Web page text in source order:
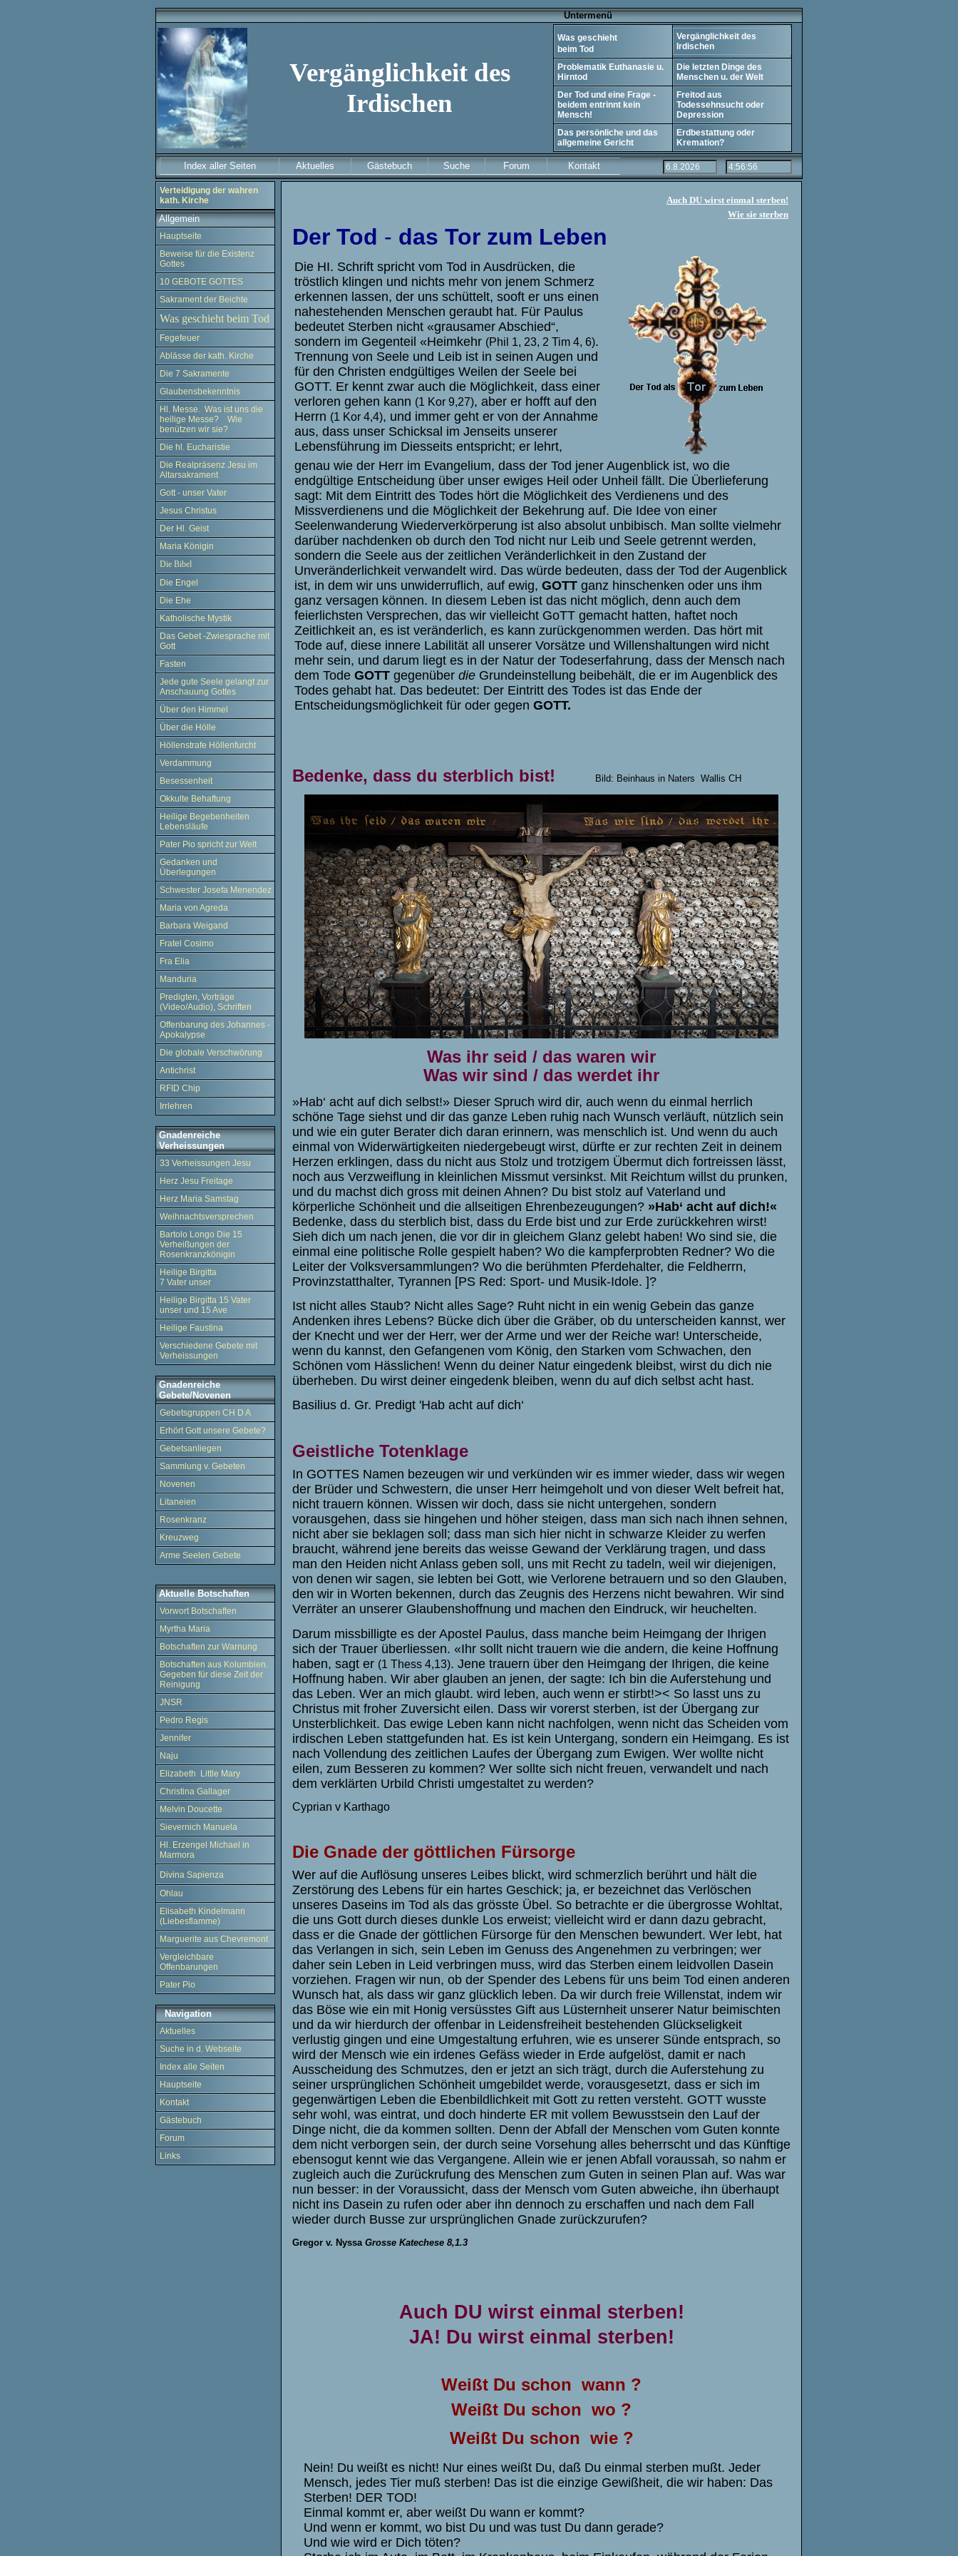
Untermenü
Vergänglichkeit des
Irdischen
Was geschieht
beim Tod
Vergänglichkeit des
Irdischen
Problematik Euthanasie u.
Hirntod
Die letzten Dinge des
Menschen u. der Welt
Der Tod und eine Frage -
beidem entrinnt kein
Mensch!
Freitod aus
Todessehnsucht oder
Depression
Das persönliche und das
allgemeine Gericht
Erdbestattung oder
Kremation?
Index aller Seiten Aktuelles Gästebuch Suche Forum Kontakt
Verteidigung der wahren
kath. Kirche
Allgemein
Hauptseite
Beweise für die Existenz
Gottes
10 GEBOTE GOTTES
Sakrament der Beichte
Was geschieht beim Tod
Fegefeuer
Ablässe der kath. Kirche
Die 7 Sakramente
Glaubensbekenntnis
Hl. Messe. Was ist uns die
heilige Messe? Wie
benützen wir sie?
Die hl. Eucharistie
Die Realpräsenz Jesu im
Altarsakrament
Gott - unser Vater
Jesus Christus
Der Hl. Geist
Maria Königin
Die Bibel
Die Engel
Die Ehe
Katholische Mystik
Das Gebet -Zwiesprache mit
Gott
Fasten
Jede gute Seele gelangt zur
Anschauung Gottes
Über den Himmel
Über die Hölle
Höllenstrafe Höllenfurcht
Verdammung
Besessenheit
Okkulte Behaftung
Heilige Begebenheiten
Lebensläufe
Pater Pio spricht zur Welt
Gedanken und
Überlegungen
Schwester Josefa Menendez
Maria von Agreda
Barbara Weigand
Fratel Cosimo
Fra Elia
Manduria
Predigten, Vorträge
(Video/Audio), Schriften
Offenbarung des Johannes -
Apokalypse
Die globale Verschwörung
Antichrist
RFID Chip
Irrlehren
Gnadenreiche
Verheissungen
33 Verheissungen Jesu
Herz Jesu Freitage
Herz Maria Samstag
Weihnachtsversprechen
Bartolo Longo Die 15
Verheißungen der
Rosenkranzkönigin
Heilige Birgitta
7 Vater unser
Heilige Birgitta 15 Vater
unser und 15 Ave
Heilige Faustina
Verschiedene Gebete mit
Verheissungen
Gnadenreiche
Gebete/Novenen
Gebetsgruppen CH D A
Erhört Gott unsere Gebete?
Gebetsanliegen
Sammlung v. Gebeten
Novenen
Litaneien
Rosenkranz
Kreuzweg
Arme Seelen Gebete
Aktuelle Botschaften
Vorwort Botschaften
Myrtha Maria
Botschaften zur Warnung
Botschaften aus Kolumbien.
Gegeben für diese Zeit der
Reinigung
JNSR
Pedro Regis
Jennifer
Naju
Elizabeth Little Mary
Christina Gallager
Melvin Doucette
Sievernich Manuela
Hl. Erzengel Michael in
Marmora
Divina Sapienza
Ohlau
Elisabeth Kindelmann
(Liebesflamme)
Marguerite aus Chevremont
Vergleichbare
Offenbarungen
Pater Pio
Navigation
Aktuelles
Suche in d. Webseite
Index alle Seiten
Hauptseite
Kontakt
Gästebuch
Forum
Links
Auch DU wirst einmal sterben!
Wie sie sterben
Der Tod - das Tor zum Leben
Die HI. Schrift spricht vom Tod in Ausdrücken, die
tröstlich klingen und nichts mehr von jenem Schmerz
erkennen lassen, der uns schüttelt, sooft er uns einen
nahestehenden Menschen geraubt hat. Für Paulus
bedeutet Sterben nicht «grausamer Abschied“,
sondern im Gegenteil «Heimkehr (Phil 1, 23, 2 Tim 4, 6).
Trennung von Seele und Leib ist in seinen Augen und
für den Christen endgültiges Weilen der Seele bei
GOTT. Er kennt zwar auch die Möglichkeit, dass einer
verloren gehen kann (1 Kor 9,27), aber er hofft auf den
Herrn (1 Kor 4,4), und immer geht er von der Annahme
aus, dass unser Schicksal im Jenseits unserer
Lebensführung im Diesseits entspricht; er lehrt,
genau wie der Herr im Evangelium, dass der Tod jener Augenblick ist, wo die
endgültige Entscheidung über unser ewiges Heil oder Unheil fällt. Die Überlieferung
sagt: Mit dem Eintritt des Todes hört die Möglichkeit des Verdienens und des
Missverdienens und die Möglichkeit der Bekehrung auf. Die Idee von einer
Seelenwanderung Wiederverkörperung ist also absolut unbibisch. Man sollte vielmehr
darüber nachdenken ob durch den Tod nicht nur Leib und Seele getrennt werden,
sondern die Seele aus der zeitlichen Veränderlichkeit in den Zustand der
Unveränderlichkeit verwandelt wird. Das würde bedeuten, dass der Tod der Augenblick
ist, in dem wir uns unwiderruflich, auf ewig, GOTT ganz hinschenken oder uns ihm
ganz versagen können. In diesem Leben ist das nicht möglich, denn auch dem
feierlichsten Versprechen, das wir vielleicht GoTT gemacht hatten, haftet noch
Zeitlichkeit an, es ist veränderlich, es kann zurückgenommen werden. Das hört mit
Tode auf, diese innere Labilität all unserer Vorsätze und Willenshaltungen wird nicht
mehr sein, und darum liegt es in der Natur der Todeserfahrung, dass der Mensch nach
dem Tode GOTT gegenüber die Grundeinstellung beibehält, die er im Augenblick des
Todes gehabt hat. Das bedeutet: Der Eintritt des Todes ist das Ende der
Entscheidungsmöglichkeit für oder gegen GOTT.
Bedenke, dass du sterblich bist! Bild: Beinhaus in Naters Wallis CH
Was ihr seid / das waren wir
Was wir sind / das werdet ihr
»Hab‘ acht auf dich selbst!» Dieser Spruch wird dir, auch wenn du einmal herrlich
schöne Tage siehst und dir das ganze Leben ruhig nach Wunsch verläuft, nützlich sein
und wie ein guter Berater dich daran erinnern, was menschlich ist. Und wenn du auch
einmal von Widerwärtigkeiten niedergebeugt wirst, dürfte er zur rechten Zeit in deinem
Herzen erklingen, dass du nicht aus Stolz und trotzigem Übermut dich fortreissen lässt,
noch aus Verzweiflung in kleinlichen Missmut versinkst. Mit Reichtum willst du prunken,
und du machst dich gross mit deinen Ahnen? Du bist stolz auf Vaterland und
körperliche Schönheit und die allseitigen Ehrenbezeugungen? »Hab‘ acht auf dich!«
Bedenke, dass du sterblich bist, dass du Erde bist und zur Erde zurückkehren wirst!
Sieh dich um nach jenen, die vor dir in gleichem Glanz gelebt haben! Wo sind sie, die
einmal eine politische Rolle gespielt haben? Wo die kampferprobten Redner? Wo die
Leiter der Volksversammlungen? Wo die berühmten Pferdehalter, die Feldherrn,
Provinzstatthalter, Tyrannen [PS Red: Sport- und Musik-Idole. ]?
Ist nicht alles Staub? Nicht alles Sage? Ruht nicht in ein wenig Gebein das ganze
Andenken ihres Lebens? Bücke dich über die Gräber, ob du unterscheiden kannst, wer
der Knecht und wer der Herr, wer der Arme und wer der Reiche war! Unterscheide,
wenn du kannst, den Gefangenen vom König, den Starken vom Schwachen, den
Schönen vom Hässlichen! Wenn du deiner Natur eingedenk bleibst, wirst du dich nie
überheben. Du wirst deiner eingedenk bleiben, wenn du auf dich selbst acht hast.
Basilius d. Gr. Predigt 'Hab acht auf dich‘
Geistliche Totenklage
In GOTTES Namen bezeugen wir und verkünden wir es immer wieder, dass wir wegen
der Brüder und Schwestern, die unser Herr heimgeholt und von dieser Welt befreit hat,
nicht trauern können. Wissen wir doch, dass sie nicht untergehen, sondern
vorausgehen, dass sie hingehen und höher steigen, dass man sich nach ihnen sehnen,
nicht aber sie beklagen soll; dass man sich hier nicht in schwarze Kleider zu werfen
braucht, während jene bereits das weisse Gewand der Verklärung tragen, und dass
man den Heiden nicht Anlass geben soll, uns mit Recht zu tadeln, weil wir diejenigen,
von denen wir sagen, sie lebten bei Gott, wie Verlorene betrauern und so den Glauben,
den wir in Worten bekennen, durch das Zeugnis des Herzens nicht bewahren. Wir sind
Verräter an unserer Glaubenshoffnung und machen den Eindruck, wir heuchelten.
Darum missbilligte es der Apostel Paulus, dass manche beim Heimgang der Ihrigen
sich der Trauer überliessen. «Ihr sollt nicht trauern wie die andern, die keine Hoffnung
haben, sagt er (1 Thess 4,13). Jene trauern über den Heimgang der Ihrigen, die keine
Hoffnung haben. Wir aber glauben an jenen, der sagte: Ich bin die Auferstehung und
das Leben. Wer an mich glaubt. wird leben, auch wenn er stirbt!>< So lasst uns zu
Christus mit froher Zuversicht eilen. Dass wir vorerst sterben, ist der Übergang zur
Unsterblichkeit. Das ewige Leben kann nicht nachfolgen, wenn nicht das Scheiden vom
irdischen Leben stattgefunden hat. Es ist kein Untergang, sondern ein Heimgang. Es ist
nach Vollendung des zeitlichen Laufes der Übergang zum Ewigen. Wer wollte nicht
eilen, zum Besseren zu kommen? Wer sollte sich nicht freuen, verwandelt und nach
dem verklärten Urbild Christi umgestaltet zu werden?
Cyprian v Karthago
Die Gnade der göttlichen Fürsorge
Wer auf die Auflösung unseres Leibes blickt, wird schmerzlich berührt und hält die
Zerstörung des Lebens für ein hartes Geschick; ja, er bezeichnet das Verlöschen
unseres Daseins im Tod als das grösste Übel. So betrachte er die übergrosse Wohltat,
die uns Gott durch dieses dunkle Los erweist; vielleicht wird er dann dazu gebracht,
dass er die Gnade der göttlichen Fürsorge für den Menschen bewundert. Wer lebt, hat
das Verlangen in sich, sein Leben im Genuss des Angenehmen zu verbringen; wer
daher sein Leben in Leid verbringen muss, wird das Sterben einem leidvollen Dasein
vorziehen. Fragen wir nun, ob der Spender des Lebens für uns beim Tod einen anderen
Wunsch hat, als dass wir ganz glücklich leben. Da wir durch freie Willenstat, indem wir
das Böse wie ein mit Honig versüsstes Gift aus Lüsternheit unserer Natur beimischten
und da wir hierdurch der offenbar in Leidensfreiheit bestehenden Glückseligkeit
verlustig gingen und eine Umgestaltung erfuhren, wie es unserer Sünde entsprach, so
wird der Mensch wie ein irdenes Gefäss wieder in Erde aufgelöst, damit er nach
Ausscheidung des Schmutzes, den er jetzt an sich trägt, durch die Auferstehung zu
seiner ursprünglichen Schönheit umgebildet werde, vorausgesetzt, dass er sich im
gegenwärtigen Leben die Ebenbildlichkeit mit Gott zu retten versteht. GOTT wusste
sehr wohl, was eintrat, und doch hinderte ER mit vollem Bewusstsein den Lauf der
Dinge nicht, die da kommen sollten. Denn der Abfall der Menschen vom Guten konnte
dem nicht verborgen sein, der durch seine Vorsehung alles beherrscht und das Künftige
ebensogut kennt wie das Vergangene. Allein wie er jenen Abfall voraussah, so nahm er
zugleich auch die Zurückrufung des Menschen zum Guten in seinen Plan auf. Was war
nun besser: in der Voraussicht, dass der Mensch vom Guten abweiche, ihn überhaupt
nicht ins Dasein zu rufen oder aber ihn dennoch zu erschaffen und nach dem Fall
wieder durch Busse zur ursprünglichen Gnade zurückzurufen?
Gregor v. Nyssa Grosse Katechese 8,1.3
Auch DU wirst einmal sterben!
JA! Du wirst einmal sterben!
Weißt Du schon wann ?
Weißt Du schon wo ?
Weißt Du schon wie ?
Nein! Du weißt es nicht! Nur eines weißt Du, daß Du einmal sterben mußt. Jeder
Mensch, jedes Tier muß sterben! Das ist die einzige Gewißheit, die wir haben: Das
Sterben! DER TOD!
Einmal kommt er, aber weißt Du wann er kommt?
Und wenn er kommt, wo bist Du und was tust Du dann gerade?
Und wie wird er Dich töten?